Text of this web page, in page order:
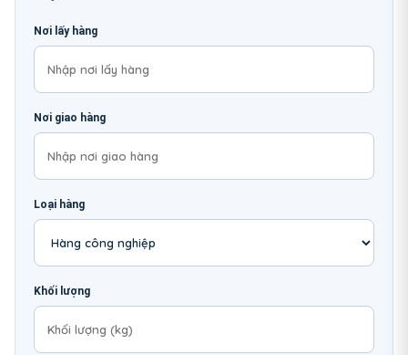
Nơi lấy hàng
Nơi giao hàng
Loại hàng
Khối lượng